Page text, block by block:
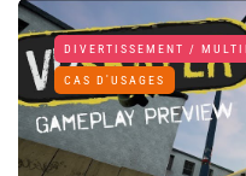
DIVERTISSEMENT /
CAS D'USAGES